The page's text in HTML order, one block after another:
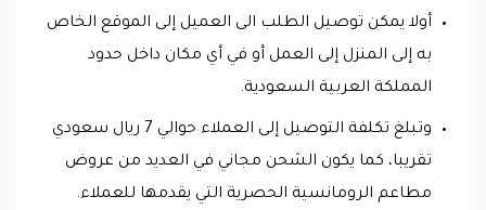
أولا يمكن توصيل الطلب الى العميل إلى الموقع الخاص
به إلى المنزل إلى العمل أو في أي مكان داخل حدود
المملكة العربية السعودية.
وتبلغ تكلفة التوصيل إلى العملاء حوالي 7 ريال سعودي
تقريبا، كما يكون الشحن مجاني في العديد من عروض
مطاعم الرومانسية الحصرية التي يقدمها للعملاء.